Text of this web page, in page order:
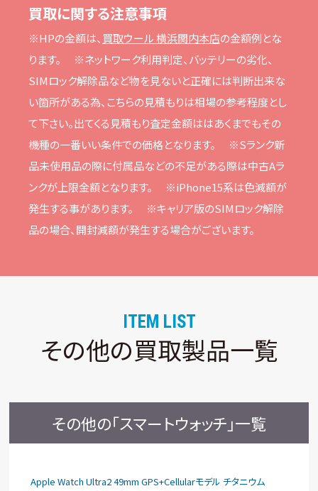
買取に関する注意事項
※HPの⾦額は、 買取ウール 横浜関内本店の⾦額例とな
ります。
※ネットワーク利⽤判定、バッテリーの劣化、
SIMロック解除品など物を⾒ないと正確には判断出来な
い箇所がある為、こちらの⾒積もりは相場の参考程度とし
て下さい。出てくる⾒積もり査定⾦額ははあくまでもその
機種の⼀番いい条件での価格となります。
※Sランク新
品未使⽤品の際に付属品などの不⾜がある際は中古Aラ
ンクが上限⾦額となります。
※iPhone15系は⾊減額が
発⽣する事があります。
※キャリア版のSIMロック解除
品の場合、開封減額が発⽣する場合がございます。
ITEM LIST
その他の買取製品一覧
その他の「スマートウォッチ」一覧
Apple Watch Ultra2 49mm GPS+Cellularモデル チタニウム